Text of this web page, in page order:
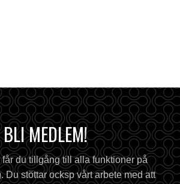
BLI MEDLEM!
du tillgång till alla funktioner på
Du stöttar ocksp vårt arbete med att